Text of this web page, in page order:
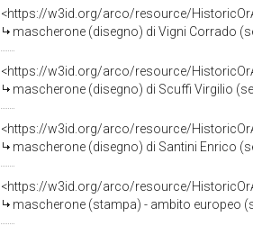
<https://w3id.org/arco/resource/
mascherone (disegno) di Vigni Corrado
<https://w3id.org/arco/resource/
mascherone (disegno) di Scuffi Virgilio
<https://w3id.org/arco/resource/
mascherone (disegno) di Santini Enrico
<https://w3id.org/arco/resource/
mascherone (stampa) - ambito europeo